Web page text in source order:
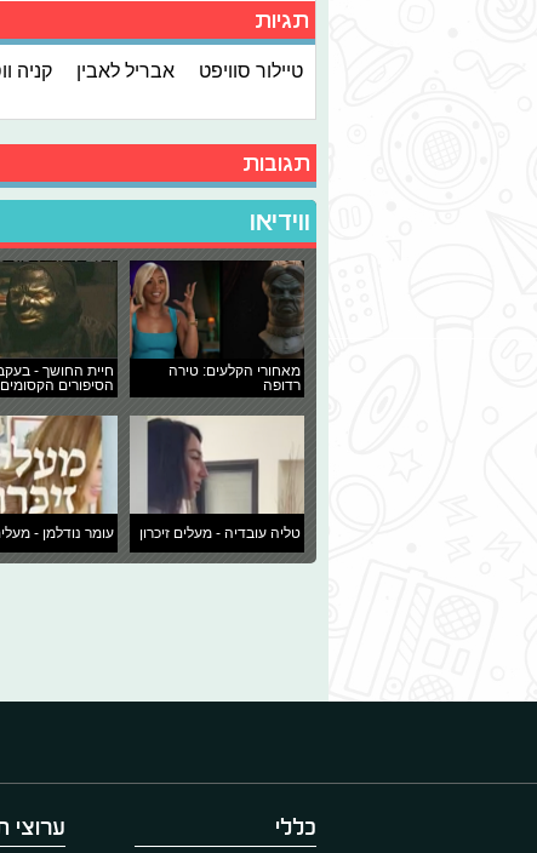
תגיות
טיילור סוויפט אבריל לאבין קניה
תגובות
ווידיאו
מאחורי הקלעים: טירה
רדופה
חיית החושך -
הסיפורים הקסומים
טליה עובדיה - מעלים זיכרון עומר נודלמן -
כללי ערוצי